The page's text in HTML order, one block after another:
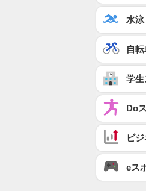
水泳
自
学生
Do
ビ
eス